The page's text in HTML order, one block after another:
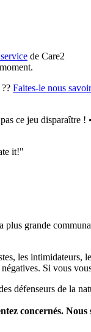
de Care2
Faites-le nous savoir
ce jeu disparaître
it!"
plus grande
les intimidateurs,
Si vous
défenseurs de la
concernés. Nous